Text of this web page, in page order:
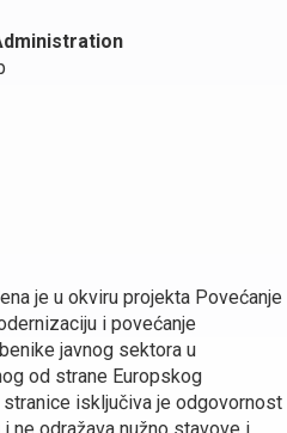
je u okviru projekta Povećanje
i povećanje
javnog sektora u
od strane Europskog
isključiva je odgovornost
ne odražava nužno stavove i